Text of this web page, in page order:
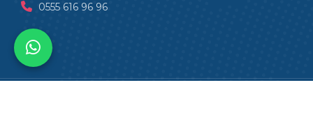
0555 616 96 96